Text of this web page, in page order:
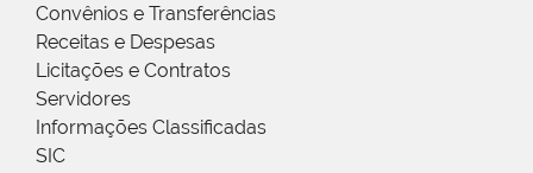
Convênios e Transferências
Receitas e Despesas
Licitações e Contratos
Servidores
Informações Classificadas
SIC